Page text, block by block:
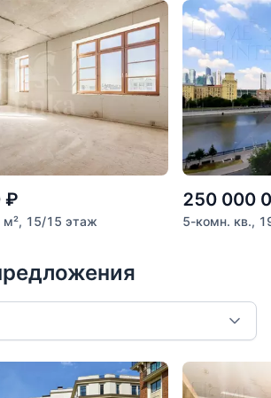
₽
м², 15/15 этаж
250 000
5-комн. кв.,